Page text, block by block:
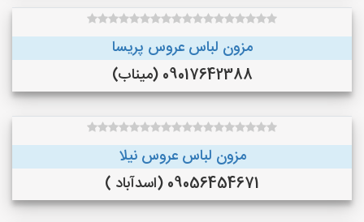
مزون لباس عروس پریسا
09017642388 (میناب)
مزون لباس عروس نیلا
09056454671 (اسدآباد )